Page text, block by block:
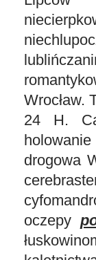
Wrocław.
24 H.
drogowa
oczepy